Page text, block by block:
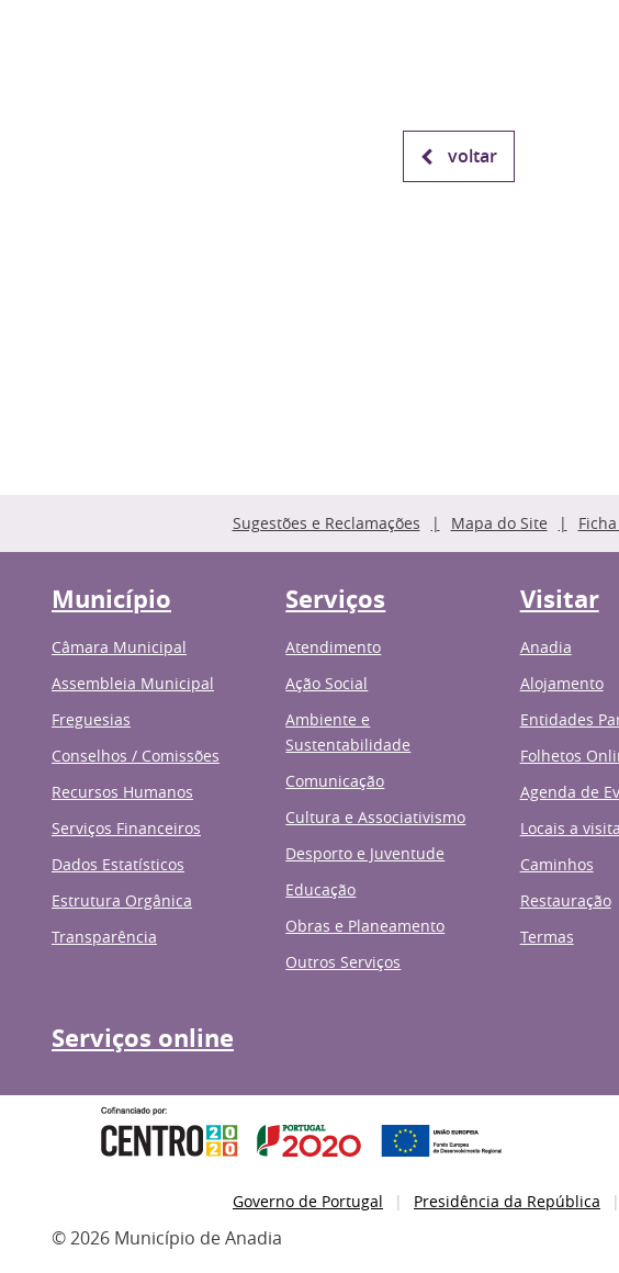
voltar
Sugestões e Reclamações Mapa do Site
Município
Câmara Municipal
Assembleia Municipal
Freguesias
Conselhos / Comissões
Recursos Humanos
Serviços Financeiros
Dados Estatísticos
Estrutura Orgânica
Transparência
Serviços
Atendimento
Ação Social
Ambiente e
Sustentabilidade
Comunicação
Cultura e Associativismo
Desporto e Juventude
Educação
Obras e Planeamento
Outros Serviços
Visitar
Anadia
Alojamento
Entidades
Folhetos
Agenda de
Locais a
Caminhos
Restauração
Termas
Serviços online
Governo de Portugal Presidência da República
© 2026 Município de Anadia